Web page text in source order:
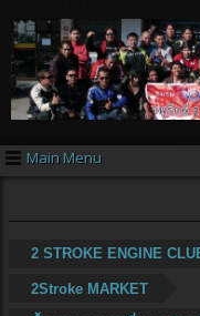
Main Menu
2 STROKE ENGINE
2Stroke MARKET